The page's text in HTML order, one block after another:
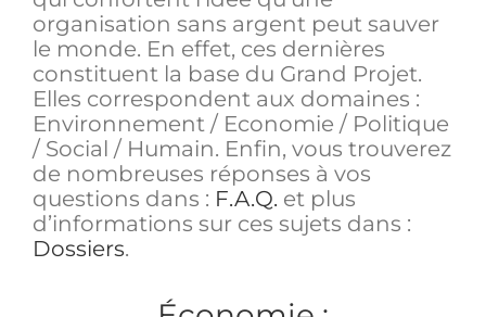
organisation sans argent peut sauver
le monde. En effet, ces dernières
constituent la base du Grand Projet.
Elles correspondent aux domaines :
Environnement / Economie / Politique
/ Social / Humain. Enfin, vous trouverez
de nombreuses réponses à vos
questions dans : F.A.Q. et plus
d’informations sur ces sujets dans :
Dossiers.